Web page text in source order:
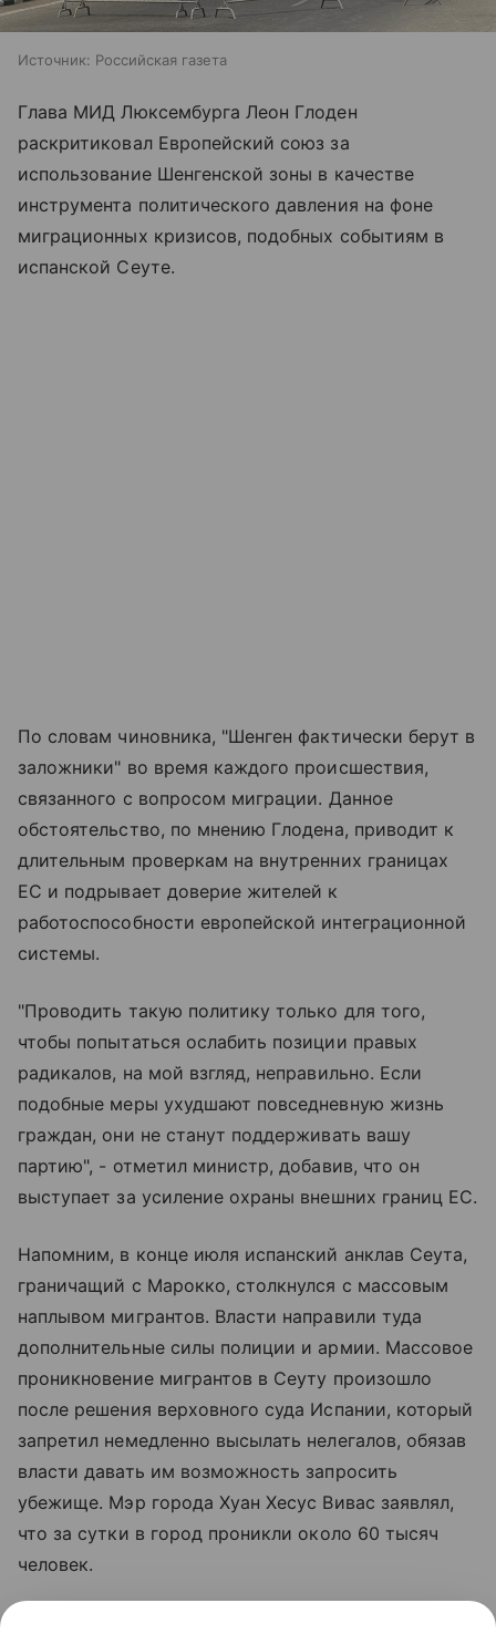
Источник: Российская газета
Глава МИД Люксембурга Леон Глоден
раскритиковал Европейский союз за
использование Шенгенской зоны в качестве
инструмента политического давления на фоне
миграционных кризисов, подобных событиям в
испанской Сеуте.
По словам чиновника, "Шенген фактически берут в
заложники" во время каждого происшествия,
связанного с вопросом миграции. Данное
обстоятельство, по мнению Глодена, приводит к
длительным проверкам на внутренних границах
ЕС и подрывает доверие жителей к
работоспособности европейской интеграционной
системы.
"Проводить такую политику только для того,
чтобы попытаться ослабить позиции правых
радикалов, на мой взгляд, неправильно. Если
подобные меры ухудшают повседневную жизнь
граждан, они не станут поддерживать вашу
партию", - отметил министр, добавив, что он
выступает за усиление охраны внешних границ ЕС.
Напомним, в конце июля испанский анклав Сеута,
граничащий с Марокко, столкнулся с массовым
наплывом мигрантов. Власти направили туда
дополнительные силы полиции и армии. Массовое
проникновение мигрантов в Сеуту произошло
после решения верховного суда Испании, который
запретил немедленно высылать нелегалов, обязав
власти давать им возможность запросить
убежище. Мэр города Хуан Хесус Вивас заявлял,
что за сутки в город проникли около 60 тысяч
человек.